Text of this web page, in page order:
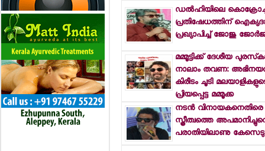
ഡല്‍ഹിയിലെ
പ്രതിഷേധത്തിന്
പ്രഖ്യാപിച്ച് ജോജു
മമ്മൂട്ടിക്ക് ദേശീയ
നാലാം തവണ:
കിരീടം ചൂടി
പ്രിയപ്പെട്ട മമ്മൂക്ക
നടന്‍
സ്ത്രീത്വത്തെ
പരാതിയിലാണു